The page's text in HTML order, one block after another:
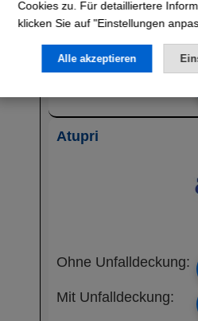
Ohne Unfalldeckung:
Atupri
Ohne Unfalldeckung:
Mit Unfalldeckung:
Cookies zu. Für detailliertere
klicken Sie auf "Einstellungen
Alle akzeptieren